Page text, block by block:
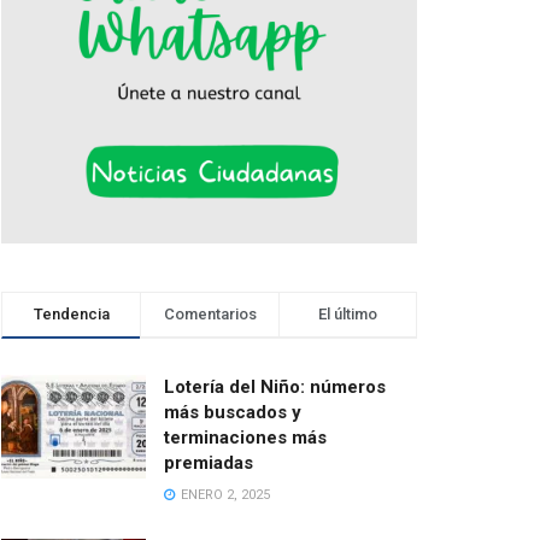
Tendencia Comentarios El último
Lotería del Niño: números
más buscados y
terminaciones más
premiadas
ENERO 2, 2025